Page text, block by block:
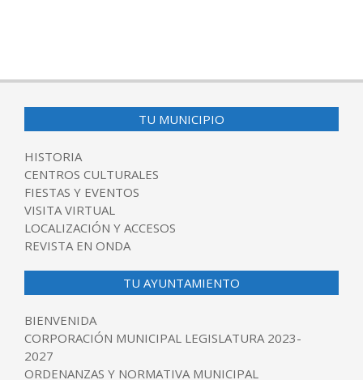
TU MUNICIPIO
HISTORIA
CENTROS CULTURALES
FIESTAS Y EVENTOS
VISITA VIRTUAL
LOCALIZACIÓN Y ACCESOS
REVISTA EN ONDA
TU AYUNTAMIENTO
BIENVENIDA
CORPORACIÓN MUNICIPAL LEGISLATURA 2023-
2027
ORDENANZAS Y NORMATIVA MUNICIPAL